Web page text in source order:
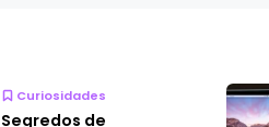
Curiosidades
Segredos de